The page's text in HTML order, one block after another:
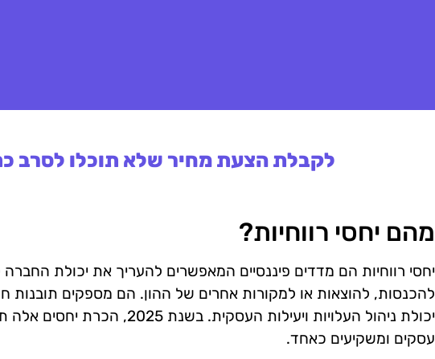
לקבלת הצעת מחיר שלא תוכלו לסרב
מהם יחסי רווחיות?
יחסי רווחיות הם מדדים פיננסיים המאפשרים להעריך את יכולת החברה
להכנסות, להוצאות או למקורות אחרים של ההון. הם מספקים תובנות
יכולת ניהול העלויות ויעילות העסקית.
עסקים ומשקיעים כאחד.